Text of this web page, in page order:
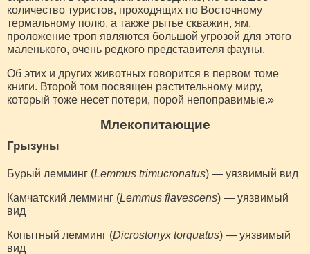
количество туристов, проходящих по Восточному
термальному полю, а также рытье скважин, ям,
проложение троп являются большой угрозой для этого
маленького, очень редкого представителя фауны.
Об этих и других животных говорится в первом томе
книги. Второй том посвящен растительному миру,
который тоже несет потери, порой непоправимые.»
Млекопитающие
Грызуны
Бурый лемминг (Lemmus trimucronatus) — уязвимый вид
Камчатский лемминг (Lemmus flavescens) — уязвимый
вид
Копытный лемминг (Dicrostonyx torquatus) — уязвимый
вид